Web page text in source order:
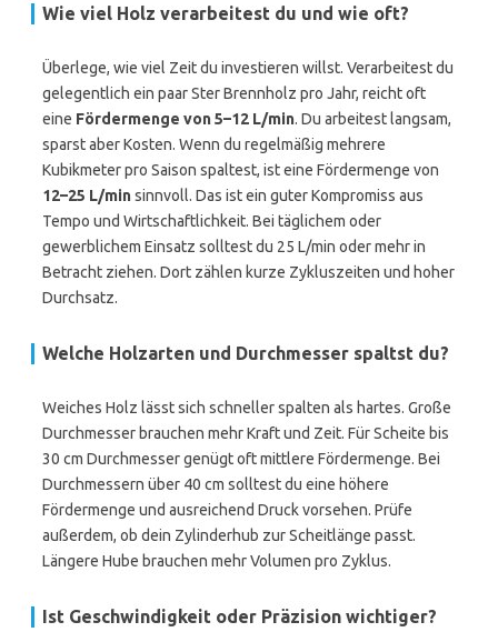
Wie viel Holz verarbeitest du und wie oft?
Überlege, wie viel Zeit du investieren willst. Verarbeitest du
gelegentlich ein paar Ster Brennholz pro Jahr, reicht oft
eine Fördermenge von 5–12 L/min. Du arbeitest langsam,
sparst aber Kosten. Wenn du regelmäßig mehrere
Kubikmeter pro Saison spaltest, ist eine Fördermenge von
12–25 L/minsinnvoll. Das ist ein guter Kompromiss aus
Tempo und Wirtschaftlichkeit. Bei täglichem oder
gewerblichem Einsatz solltest du 25 L/min oder mehr in
Betracht ziehen. Dort zählen kurze Zykluszeiten und hoher
Durchsatz.
Welche Holzarten und Durchmesser spaltst du?
Weiches Holz lässt sich schneller spalten als hartes. Große
Durchmesser brauchen mehr Kraft und Zeit. Für Scheite bis
30 cm Durchmesser genügt oft mittlere Fördermenge. Bei
Durchmessern über 40 cm solltest du eine höhere
Fördermenge und ausreichend Druck vorsehen. Prüfe
außerdem, ob dein Zylinderhub zur Scheitlänge passt.
Längere Hube brauchen mehr Volumen pro Zyklus.
Ist Geschwindigkeit oder Präzision wichtiger?